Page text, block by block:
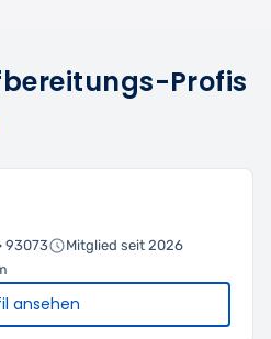
Profis
93073
Mitglied seit 2026
ansehen